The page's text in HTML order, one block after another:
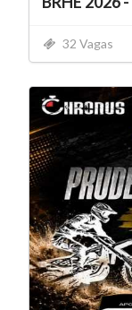
32 Vagas